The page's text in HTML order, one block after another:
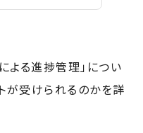
よる進捗管理」につい
が受けられるのかを詳